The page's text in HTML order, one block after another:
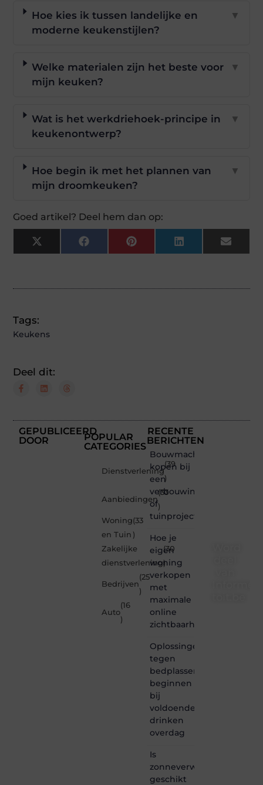
Hoe kies ik tussen landelijke en
moderne keukenstijlen?
▼
Welke materialen zijn het beste voor
mijn keuken?
▼
Wat is het werkdriehoek-principe in
keukenontwerp?
▼
Hoe begin ik met het plannen van
mijn droomkeuken?
▼
Goed artikel? Deel hem dan op:
X
(Twitter)
FacebookPinterestLinkedInEmail
Tags:
Keukens
Deel dit:
GEPUBLICEERD
DOOR
POPULAR
CATEGORIES
Dienstverlening
(39
)
Aanbiedingen
(33
)
Woning
en Tuin
(33
)
Zakelijke
dienstverlening
(30
)
Bedrijven
(25
)
Auto
(16
)
RECENTE
BERICHTEN
Bouwmachines
kopen bij
een
verbouwing
of
tuinproject
Hoe je
eigen
woning
verkopen
met
maximale
online
zichtbaarheid
Oplossingen
tegen
bedplassen
beginnen
bij
voldoende
drinken
overdag
Is
zonneverwarming
geschikt